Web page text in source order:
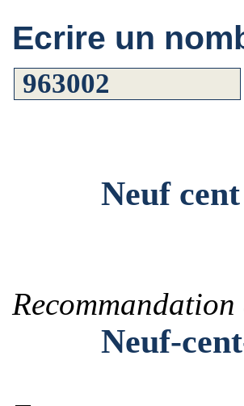
Ecrire un
Neuf cent
Neuf-cent-